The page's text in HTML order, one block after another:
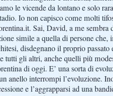
le vicende da lontano e solo
Io non capisco come molti
Sai, David, a me sembra
simile a quella di persone che,
disdegnano il proprio passato
tutti gli altri, anche quelli più
di oggi. E’ una sorta di
anello interrompi l’evoluzione.
e l’aggrapparsi ad una